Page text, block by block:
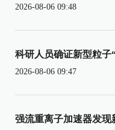
2026-08-06 09:48
科研人员确证新型粒子
2026-08-06 09:47
强流重离子加速器发现